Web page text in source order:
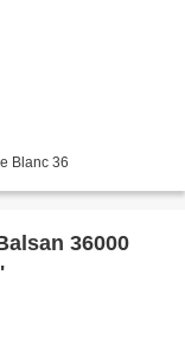
Blanc 36
36000